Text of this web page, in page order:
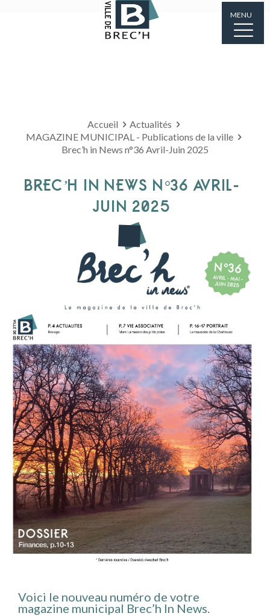
MENU
Accueil
Actualités
MAGAZINE MUNICIPAL - Publications de la ville
Brec’h in News n°36 Avril-Juin 2025
BREC’H IN NEWS N°36 AVRIL-
JUIN 2025
Voici le nouveau numéro de votre
magazine municipal Brec’h In News.